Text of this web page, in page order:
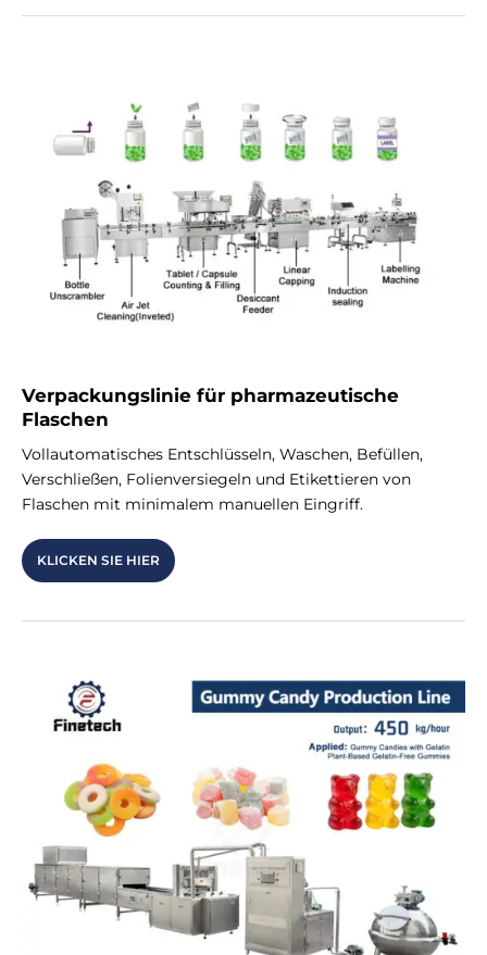
Verpackungslinie für pharmazeutische
Flaschen
Vollautomatisches Entschlüsseln, Waschen, Befüllen,
Verschließen, Folienversiegeln und Etikettieren von
Flaschen mit minimalem manuellen Eingriff.
KLICKEN SIE HIER